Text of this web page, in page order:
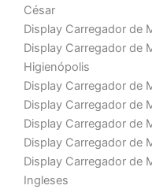
César
Display Carregador de
Display Carregador de
Higienópolis
Display Carregador de
Display Carregador de
Display Carregador de
Display Carregador de
Display Carregador de
Ingleses